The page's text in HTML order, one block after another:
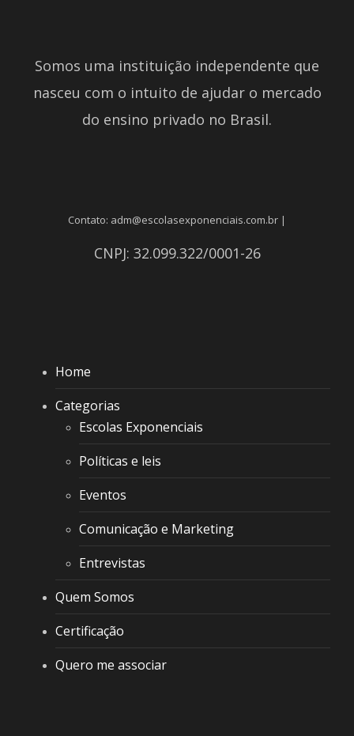
Somos uma instituição independente que
nasceu com o intuito de ajudar o mercado
do ensino privado no Brasil.
Contato: adm@escolasexponenciais.com.br |
CNPJ: 32.099.322/0001-26
Home
Categorias
Escolas Exponenciais
Políticas e leis
Eventos
Comunicação e Marketing
Entrevistas
Quem Somos
Certificação
Quero me associar